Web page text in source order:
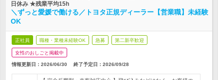
日休み ★残業平均15h
＼ずっと愛媛で働ける／トヨタ正規ディーラー【営業職】未経験
OK
正社員 職種・業種未経験OK 急募 第二新卒歓迎
女性のおしごと掲載中
情報更新日：2026/06/30 終了予定日： 2026/09/28